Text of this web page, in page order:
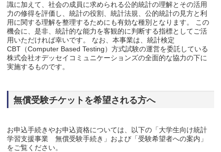
識に加えて、社会の成員に求められる公的統計の理解とその活用
力の修得を評価し、統計の役割、統計法規、公的統計の見方と利
用に関する理解を整理するためにも有効な種別となります。 この
機会に、是非、統計的な能力を客観的に判断する指標としてご活
用いただければ幸いです。 なお、本事業は、統計検定
CBT（Computer Based Testing）方式試験の運営を委託している
株式会社オデッセイコミュニケーションズの全面的な協力の下に
実施するものです。
無償受験チケットを希望される方へ
お申込手続きやお申込資格については、以下の「大学生向け統計
学習支援事業 無償受験手続き」および「受験希望者への案内」
をご覧ください。